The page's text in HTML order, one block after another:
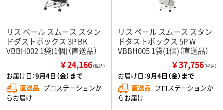
リス ペール スムース スタン
ドダストボックス 3P BK
VBBH002 1袋(1個)（直送品）
￥24,166（税込）
お届け日：9月4日（金）まで
直送品 プロステーションか
らお届け
リス ペール スムース スタン
ドダストボックス 5P W
VBBH005 1袋(1個)（直送品）
￥37,756（税込）
お届け日：9月4日（金）まで
直送品 プロステーションか
らお届け